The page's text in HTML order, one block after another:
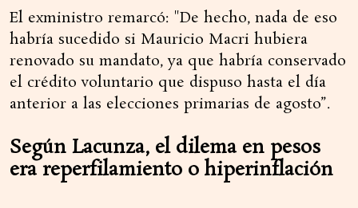
El exministro remarcó: "De hecho, nada de eso
habría sucedido si Mauricio Macri hubiera
renovado su mandato, ya que habría conservado
el crédito voluntario que dispuso hasta el día
anterior a las elecciones primarias de agosto”.
Según Lacunza, el dilema en pesos
era reperfilamiento o hiperinflación